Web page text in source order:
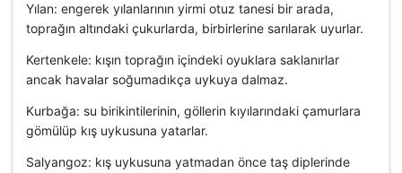
Yılan: engerek yılanlarının yirmi otuz tanesi bir arada,
toprağın altındaki çukurlarda, birbirlerine sarılarak uyurlar.
Kertenkele: kışın toprağın içindeki oyuklara saklanırlar
ancak havalar soğumadıkça uykuya dalmaz.
Kurbağa: su birikintilerinin, göllerin kıyılarındaki çamurlara
gömülüp kış uykusuna yatarlar.
Salyangoz: kış uykusuna yatmadan önce taş diplerinde